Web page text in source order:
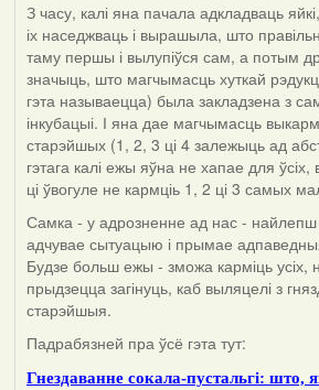
З часу, калі яна пачала адкладваць
іх наседжваць і вырашыла, што
таму першы і вылупіўся сам, а потым
значыць, што магчымасць хуткай
гэта называецца) была закладзена з
інкубацыі. І яна дае магчымасць
старэйшых (1, 2, 3 ці 4 залежыць ад
гэтага калі ежы яўна не хапае для
ці ўвогуле не кармціь 1, 2 ці 3 самых
Самка - у адрозненне ад нас - найлепш
адчувае сытуацыю і прымае
Будзе больш ежы - зможа карміць
прыдзецца загінуць, каб выляцелі з
старэйшыя.
Падрабязней пра ўсё гэта тут:
Гнездаванне сокала-пустальгі: што,